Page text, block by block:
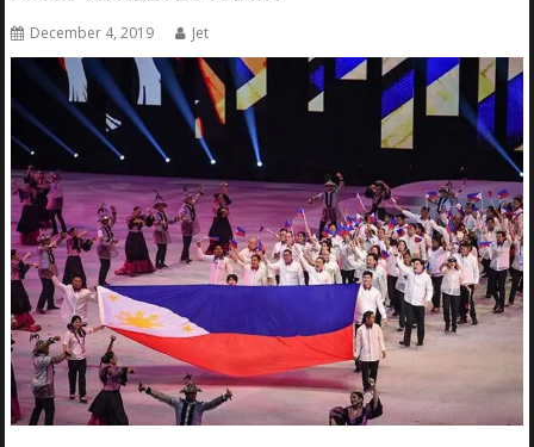
December 4, 2019 Jet